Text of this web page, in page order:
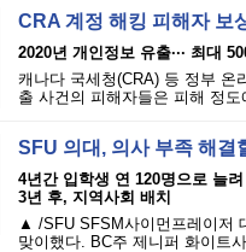
CRA 계정 해킹 피해자 보
2020년 개인정보 유출··· 최대
캐나다 국세청(CRA) 등 정부 온
출 사건의 피해자들은 피해 정
SFU 의대, 의사 부족 해
4년간 입학생 연 120명으로 늘려
3년 후, 지역사회 배치
▲ /SFU SFSM사이먼프레이저
맞이했다. BC주 제니퍼 화이트